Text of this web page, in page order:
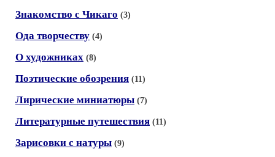
Знакомство с Чикаго (3)
Ода творчеству (4)
О художниках (8)
Поэтические обозрения (11)
Лирические миниатюры (7)
Литературные путешествия (11)
Зарисовки с натуры (9)